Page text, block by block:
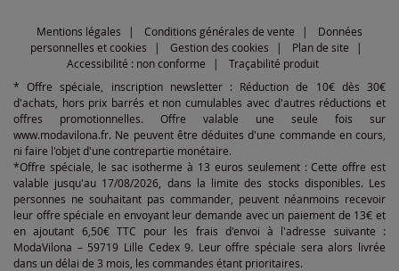
Mentions légales Conditions générales de vente
Données
personnelles et cookies
Gestion des cookies
Plan de site
Accessibilité : non conforme
Traçabilité produit
* Offre spéciale, inscription newsletter : Réduction de 10€ dès 30€
d'achats, hors prix barrés et non cumulables avec d'autres réductions et
offres promotionnelles. Offre valable une seule fois sur
www.modavilona.fr. Ne peuvent être déduites d'une commande en cours,
ni faire l'objet d'une contrepartie monétaire.
*Offre spéciale, le sac isotherme à 13 euros seulement : Cette offre est
valable jusqu'au 17/08/2026, dans la limite des stocks disponibles. Les
personnes ne souhaitant pas commander, peuvent néanmoins recevoir
leur offre spéciale en envoyant leur demande avec un paiement de 13€ et
en ajoutant 6,50€ TTC pour les frais d'envoi à l'adresse suivante :
ModaVilona – 59719 Lille Cedex 9. Leur offre spéciale sera alors livrée
dans un délai de 3 mois, les commandes étant prioritaires.